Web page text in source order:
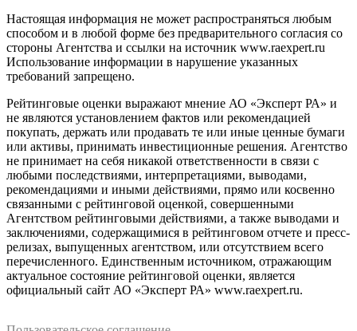
Настоящая информация не может распространяться любым
способом и в любой форме без предварительного согласия со
стороны Агентства и ссылки на источник www.raexpert.ru
Использование информации в нарушение указанных
требований запрещено.
Рейтинговые оценки выражают мнение АО «Эксперт РА» и
не являются установлением фактов или рекомендацией
покупать, держать или продавать те или иные ценные бумаги
или активы, принимать инвестиционные решения. Агентство
не принимает на себя никакой ответственности в связи с
любыми последствиями, интерпретациями, выводами,
рекомендациями и иными действиями, прямо или косвенно
связанными с рейтинговой оценкой, совершенными
Агентством рейтинговыми действиями, а также выводами и
заключениями, содержащимися в рейтинговом отчете и пресс-
релизах, выпущенных агентством, или отсутствием всего
перечисленного. Единственным источником, отражающим
актуальное состояние рейтинговой оценки, является
официальный сайт АО «Эксперт РА» www.raexpert.ru.